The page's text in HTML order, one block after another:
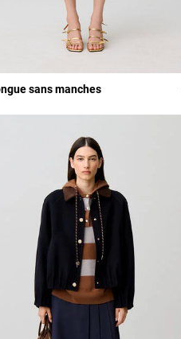
Rating
sans manches